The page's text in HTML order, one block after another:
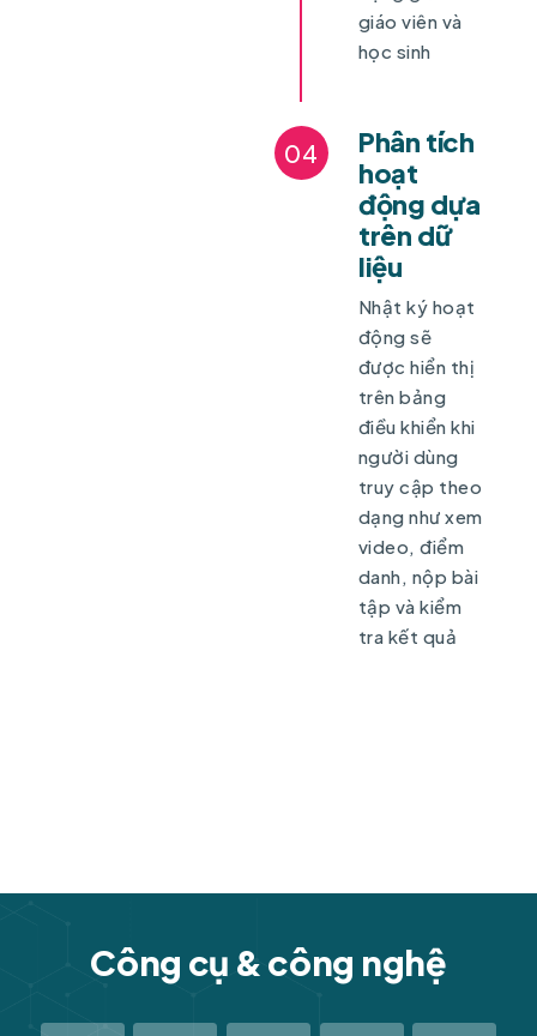
giáo viên và
học sinh
04
Phân tích
hoạt
động dựa
trên dữ
liệu
Nhật ký hoạt
động sẽ
được hiển thị
trên bảng
điều khiển khi
người dùng
truy cập theo
dạng như xem
video, điểm
danh, nộp bài
tập và kiểm
tra kết quả
Công cụ & công nghệ